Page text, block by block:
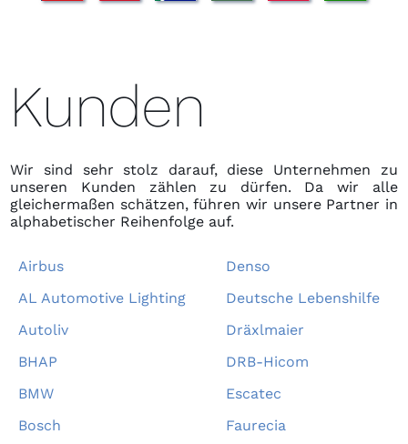
Kunden
Wir sind sehr stolz darauf, diese Unternehmen zu
unseren Kunden zählen zu dürfen. Da wir alle
gleichermaßen schätzen, führen wir unsere Partner in
alphabetischer Reihenfolge auf.
Airbus
AL Automotive Lighting
Autoliv
BHAP
BMW
Bosch
Denso
Deutsche Lebenshilfe
Dräxlmaier
DRB-Hicom
Escatec
Faurecia